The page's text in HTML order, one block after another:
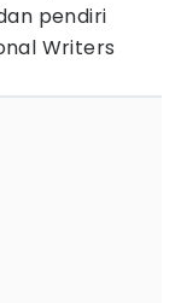
pendiri
Writers